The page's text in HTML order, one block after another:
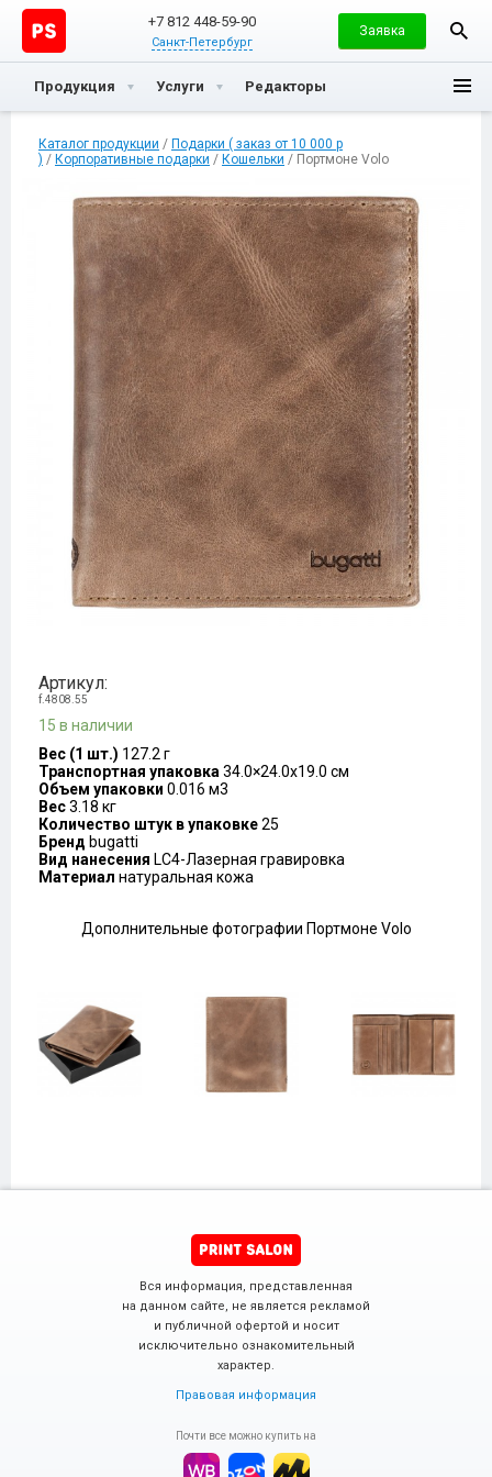
+7 812 448-59-90
Санкт-Петербург
Заявка
Продукция Услуги Редакторы
Каталог продукции / Подарки ( заказ от 10 000 р
) / Корпоративные подарки / Кошельки / Портмоне Volo
Артикул:
f.4808.55
15 в наличии
Вес (1 шт.) 127.2 г
Транспортная упаковка 34.0×24.0x19.0 см
Объем упаковки 0.016 м3
Вес3.18 кг
Количество штук в упаковке25
Бренд bugatti
Вид нанесения LC4-Лазерная гравировка
Материал натуральная кожа
Дополнительные фотографии Портмоне Volo
Вся информация, представленная
на данном сайте, не является рекламой
и публичной офертой и носит
исключительно ознакомительный
характер.
Правовая информация
Почти все можно купить на